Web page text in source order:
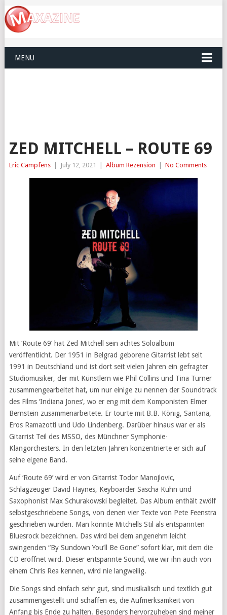
MENU
ZED MITCHELL – ROUTE 69
Eric Campfens July 12, 2021 Album Rezension No Comments
Mit ‘Route 69’ hat Zed Mitchell sein achtes Soloalbum
veröffentlicht. Der 1951 in Belgrad geborene Gitarrist lebt seit
1991 in Deutschland und ist dort seit vielen Jahren ein gefragter
Studiomusiker, der mit Künstlern wie Phil Collins und Tina Turner
zusammengearbeitet hat, um nur einige zu nennen der Soundtrack
des Films ‘Indiana Jones’, wo er eng mit dem Komponisten Elmer
Bernstein zusammenarbeitete. Er tourte mit B.B. König, Santana,
Eros Ramazotti und Udo Lindenberg. Darüber hinaus war er als
Gitarrist Teil des MSSO, des Münchner Symphonie-
Klangorchesters. In den letzten Jahren konzentrierte er sich auf
seine eigene Band.
Auf ‘Route 69’ wird er von Gitarrist Todor Manojlovic,
Schlagzeuger David Haynes, Keyboarder Sascha Kuhn und
Saxophonist Max Schurakowski begleitet. Das Album enthält zwölf
selbstgeschriebene Songs, von denen vier Texte von Pete Feenstra
geschrieben wurden. Man könnte Mitchells Stil als entspannten
Bluesrock bezeichnen. Das wird bei dem angenehm leicht
swingenden “By Sundown You’ll Be Gone” sofort klar, mit dem die
CD eröffnet wird. Dieser entspannte Sound, wie wir ihn auch von
einem Chris Rea kennen, wird nie langweilig.
Die Songs sind einfach sehr gut, sind musikalisch und textlich gut
zusammengestellt und schaffen es, die Aufmerksamkeit von
Anfang bis Ende zu halten. Besonders hervorzuheben sind meiner